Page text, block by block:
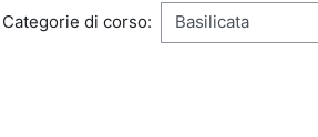
Categorie di corso: